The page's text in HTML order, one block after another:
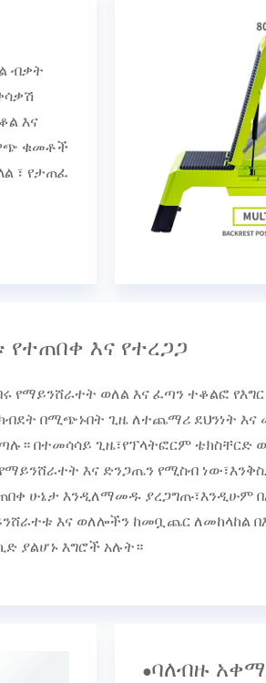
ብቃት
እና
ቁመቶች
፣ የታጠፈ
የተጠበቀ እና የተረጋጋ
የማይንሸራተት ወለል እና ፈጣን ተቆልፎ
በሚጭኑበት ጊዜ ለተጨማሪ ደህንነት እና
በተመሳሳይ ጊዜ፣የፕላትፎርም ቴክስቸርድ
እና ድንጋጤን የሚስብ
ሁኔታ እንዲለማመዱ ያረጋግጡ፣እንዲሁም
እና ወለሎችን ከመቧጨር ለመከላከል
ያልሆኑ እግሮች አሉት።
●ባለብዙ